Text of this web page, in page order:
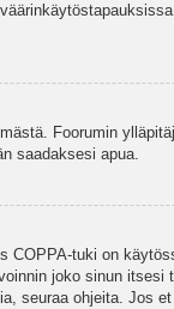
Foorumin
saadaksesi apua.
tuki on
joko sinun itsesi
seuraa ohjeita. Jos